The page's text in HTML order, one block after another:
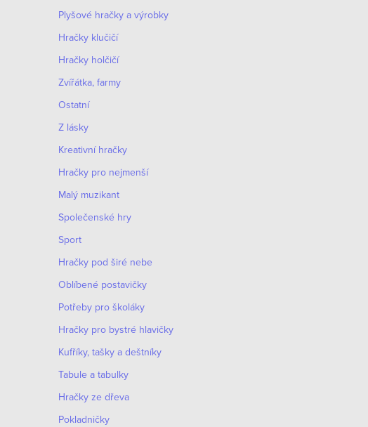
Plyšové hračky a výrobky
Hračky klučičí
Hračky holčičí
Zvířátka, farmy
Ostatní
Z lásky
Kreativní hračky
Hračky pro nejmenší
Malý muzikant
Společenské hry
Sport
Hračky pod širé nebe
Oblíbené postavičky
Potřeby pro školáky
Hračky pro bystré hlavičky
Kufříky, tašky a deštníky
Tabule a tabulky
Hračky ze dřeva
Pokladničky